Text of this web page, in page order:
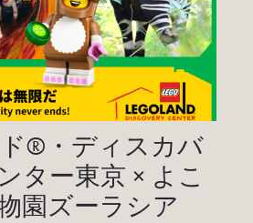
®・ディスカバ
ター東京 × よこ
園ズーラシア